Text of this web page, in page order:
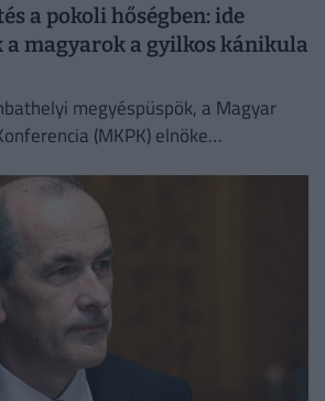
a pokoli hőségben: ide
magyarok a gyilkos kánikula
megyéspüspök, a Magyar
(MKPK) elnöke
nap legmelegebb óráiban